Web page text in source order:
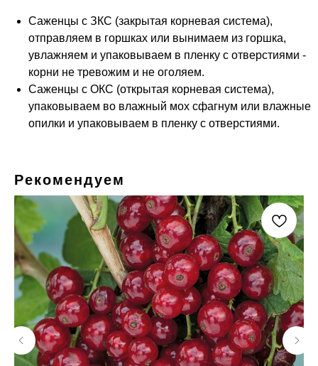
Саженцы с ЗКС (закрытая корневая система),
отправляем в горшках или вынимаем из горшка,
увлажняем и упаковываем в пленку с отверстиями -
корни не тревожим и не оголяем.
Саженцы с ОКС (открытая корневая система),
упаковываем во влажный мох сфагнум или влажные
опилки и упаковываем в пленку с отверстиями.
Рекомендуем